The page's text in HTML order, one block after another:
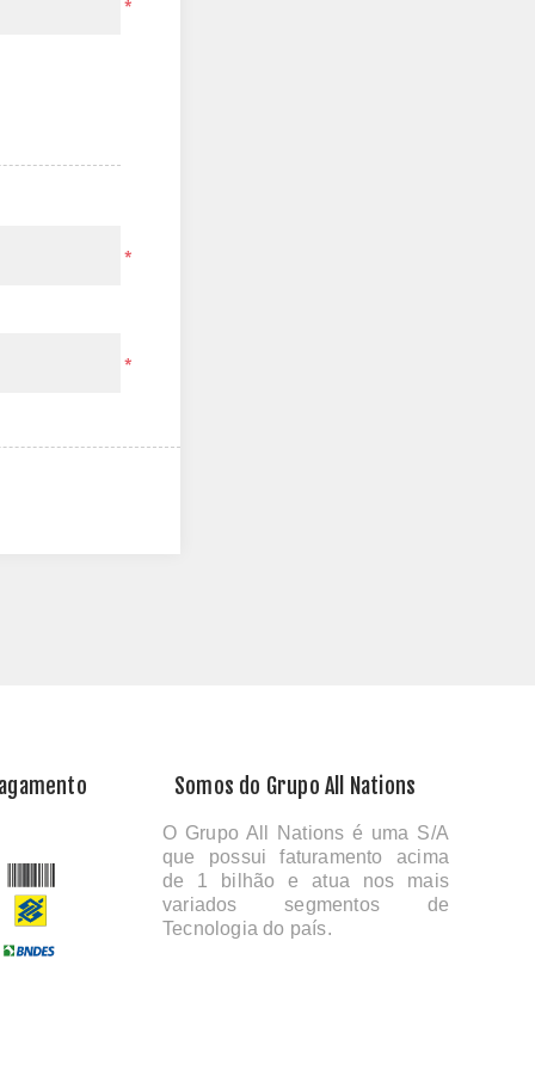
*
*
*
Somos do Grupo All Nations
O Grupo All Nations é uma S/A
que possui faturamento acima
de 1 bilhão e atua nos mais
variados segmentos de
Tecnologia do país.